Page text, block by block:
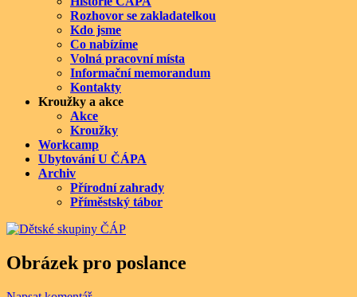
Rozhovor se zakladatelkou
Kdo jsme
Co nabízíme
Volná pracovní místa
Informační memorandum
Kontakty
Kroužky a akce
Akce
Kroužky
Workcamp
Ubytování U ČÁPA
Archiv
Přírodní zahrady
Příměstský tábor
Obrázek pro poslance